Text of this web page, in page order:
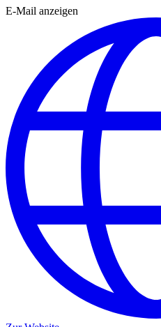
E-Mail anzeigen